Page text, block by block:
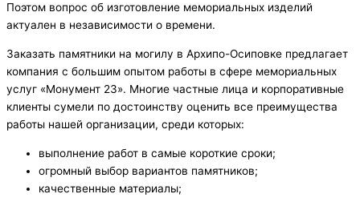
Поэтом вопрос об изготовление мемориальных изделий
актуален в независимости о времени.
Заказать памятники на могилу в Архипо-Осиповке предлагает
компания с большим опытом работы в сфере мемориальных
услуг «Монумент 23». Многие частные лица и корпоративные
клиенты сумели по достоинству оценить все преимущества
работы нашей организации, среди которых:
выполнение работ в самые короткие сроки;
огромный выбор вариантов памятников;
качественные материалы;